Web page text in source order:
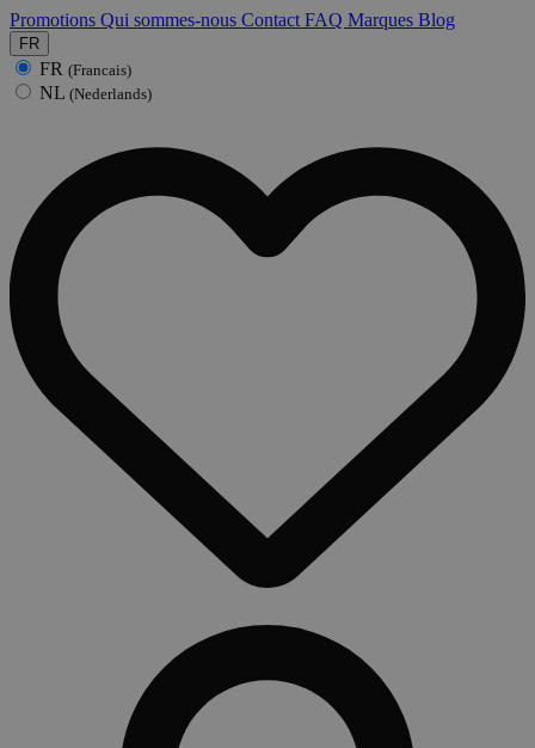
Promotions Qui sommes-nous Contact FAQ Marques Blog
FR
FR (Francais)
NL (Nederlands)